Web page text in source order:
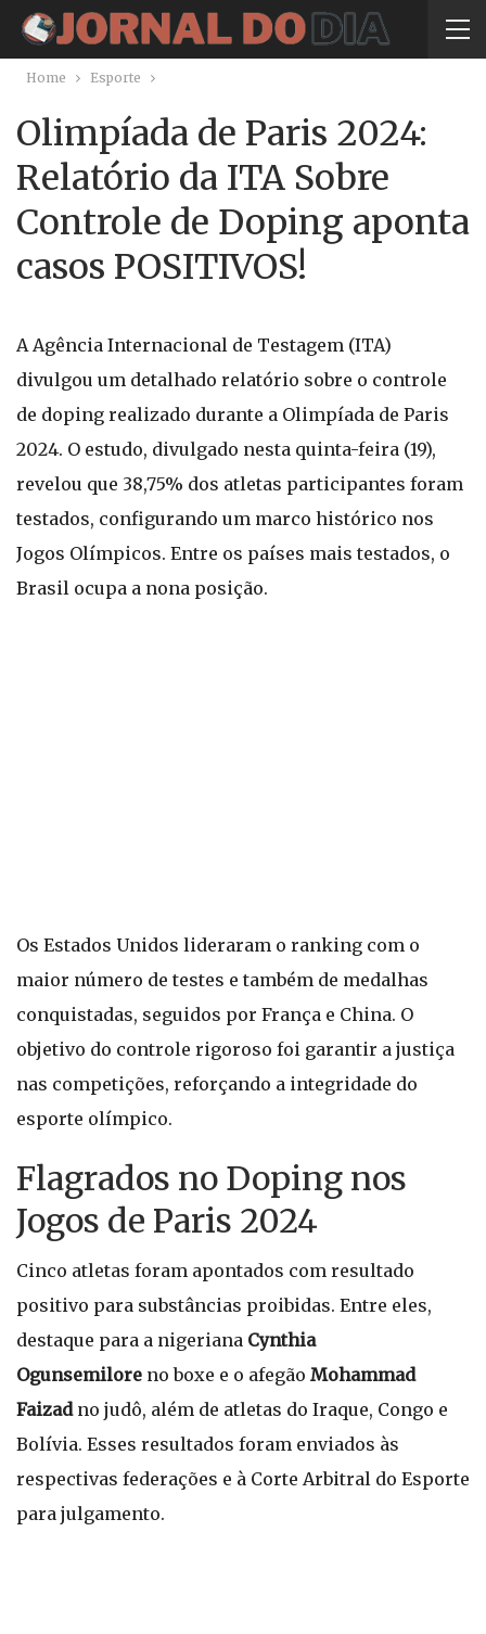
Home Esporte
Olimpíada de Paris 2024:
Relatório da ITA Sobre
Controle de Doping aponta
casos POSITIVOS!
A Agência Internacional de Testagem (ITA)
divulgou um detalhado relatório sobre o controle
de doping realizado durante a Olimpíada de Paris
2024. O estudo, divulgado nesta quinta-feira (19),
revelou que 38,75% dos atletas participantes foram
testados, configurando um marco histórico nos
Jogos Olímpicos. Entre os países mais testados, o
Brasil ocupa a nona posição.
Os Estados Unidos lideraram o ranking com o
maior número de testes e também de medalhas
conquistadas, seguidos por França e China. O
objetivo do controle rigoroso foi garantir a justiça
nas competições, reforçando a integridade do
esporte olímpico.
Flagrados no Doping nos
Jogos de Paris 2024
Cinco atletas foram apontados com resultado
positivo para substâncias proibidas. Entre eles,
destaque para a nigeriana Cynthia
Ogunsemilore no boxe e o afegão Mohammad
Faizadno judô, além de atletas do Iraque, Congo e
Bolívia. Esses resultados foram enviados às
respectivas federações e à Corte Arbitral do Esporte
para julgamento.